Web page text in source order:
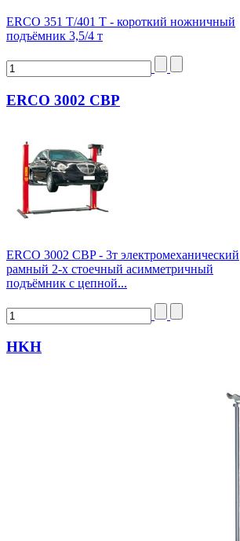
ERCO 351 T/401 T - короткий ножничный
подъёмник 3,5/4 т
ERCO 3002 CBP
ERCO 3002 CBP - 3т электромеханический
рамный 2-х стоечный асимметричный
подъёмник с цепной...
HKH